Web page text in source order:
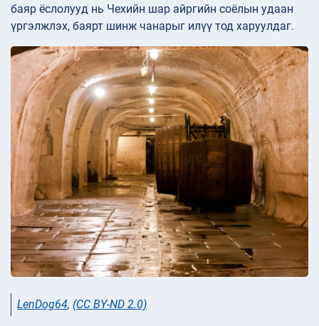
баяр ёслолууд нь Чехийн шар айргийн соёлын удаан
үргэлжлэх, баярт шинж чанарыг илүү тод харуулдаг.
LenDog64, (CC BY-ND 2.0)